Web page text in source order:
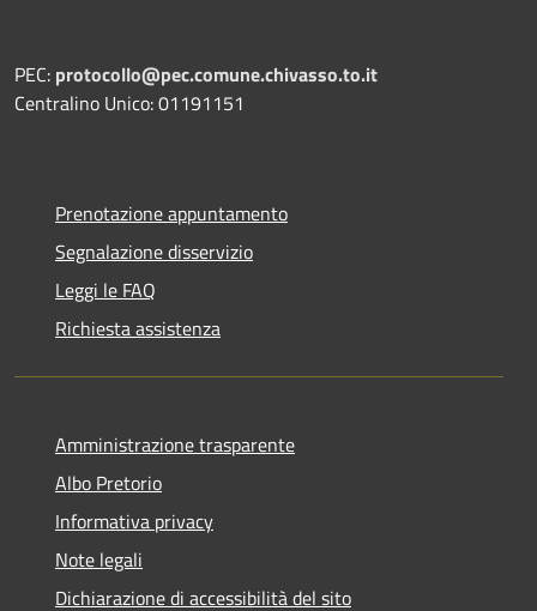
PEC: protocollo@pec.comune.chivasso.to.it
Centralino Unico: 01191151
Prenotazione appuntamento
Segnalazione disservizio
Leggi le FAQ
Richiesta assistenza
Amministrazione trasparente
Albo Pretorio
Informativa privacy
Note legali
Dichiarazione di accessibilità del sito